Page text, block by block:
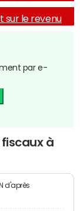
sur le revenu
par e-
à
d'après